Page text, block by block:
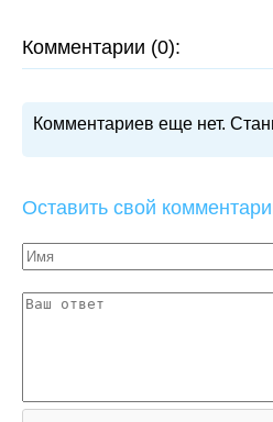
Комментарии (0):
Комментариев еще нет.
Оставить свой